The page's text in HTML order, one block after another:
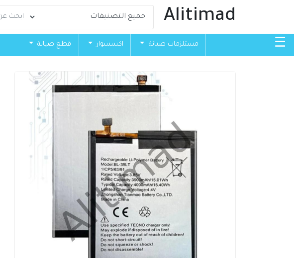
Alitimad
☰ مستلزمات صيانة اكسسوار قطع صيانة